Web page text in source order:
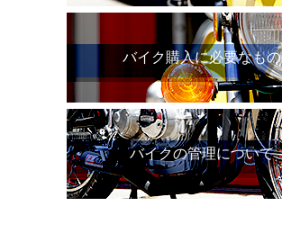
バイク購入に必要なもの
バイクの管理について